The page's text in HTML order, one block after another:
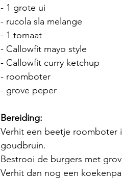
- 1 grote ui
- rucola sla melange
- 1 tomaat
- Callowfit mayo style
- Callowfit curry ketchup
- roomboter
- grove peper
Bereiding:
Verhit een beetje roomboter
goudbruin.
Bestrooi de burgers met
Verhit dan nog een